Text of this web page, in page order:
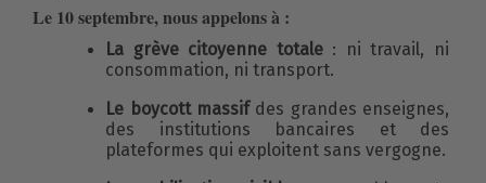
Le 10 septembre, nous appelons à :
La grève citoyenne totale : ni travail, ni
consommation, ni transport.
Le boycott massif des grandes enseignes,
des institutions bancaires et des
plateformes qui exploitent sans vergogne.